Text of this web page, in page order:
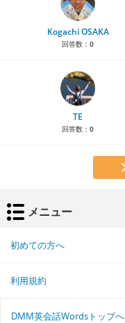
Kogachi OSAKA
回答数： 0
TE
回答数： 0
メニュー
初めての方へ
利用規約
DMM英会話Wordsトップへ